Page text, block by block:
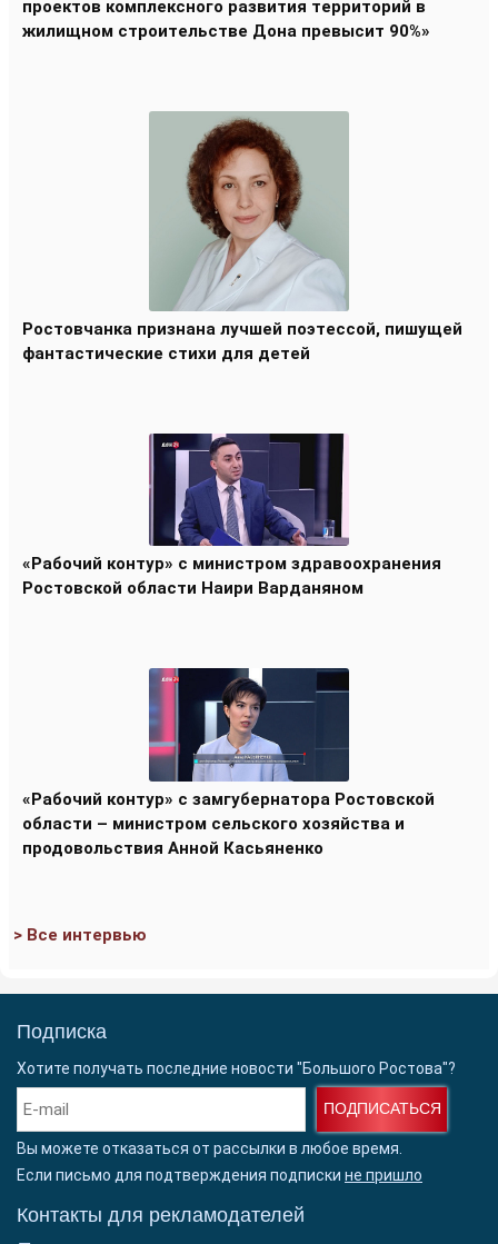
проектов комплексного развития территорий в
жилищном строительстве Дона превысит 90%»
Ростовчанка признана лучшей поэтессой, пишущей
фантастические стихи для детей
«Рабочий контур» с министром здравоохранения
Ростовской области Наири Варданяном
«Рабочий контур» с замгубернатора Ростовской
области – министром сельского хозяйства и
продовольствия Анной Касьяненко
> Все интервью
Подписка
Хотите получать последние новости "Большого Ростова"?
ПОДПИСАТЬСЯ
Вы можете отказаться от рассылки в любое время.
Если письмо для подтверждения подписки не пришло
Контакты для рекламодателей